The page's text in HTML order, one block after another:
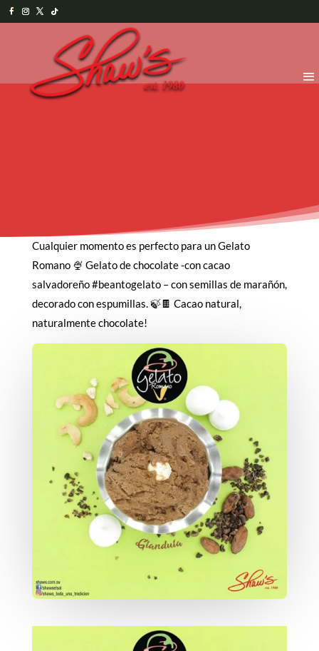
Cualquier momento es perfecto para un Gelato
Romano 🍨 Gelato de chocolate -con cacao
salvadoreño #beantogelato – con semillas de marañón,
decorado con espumillas. 🍃🍫 Cacao natural,
naturalmente chocolate!